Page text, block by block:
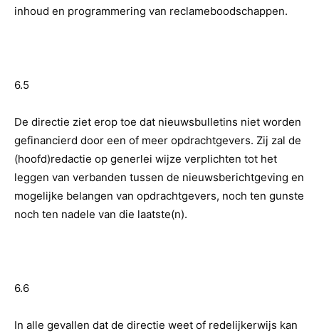
inhoud en programmering van reclameboodschappen.
6.5
De directie ziet erop toe dat nieuwsbulletins niet worden
gefinancierd door een of meer opdrachtgevers. Zij zal de
(hoofd)redactie op generlei wijze verplichten tot het
leggen van verbanden tussen de nieuwsberichtgeving en
mogelijke belangen van opdrachtgevers, noch ten gunste
noch ten nadele van die laatste(n).
6.6
In alle gevallen dat de directie weet of redelijkerwijs kan